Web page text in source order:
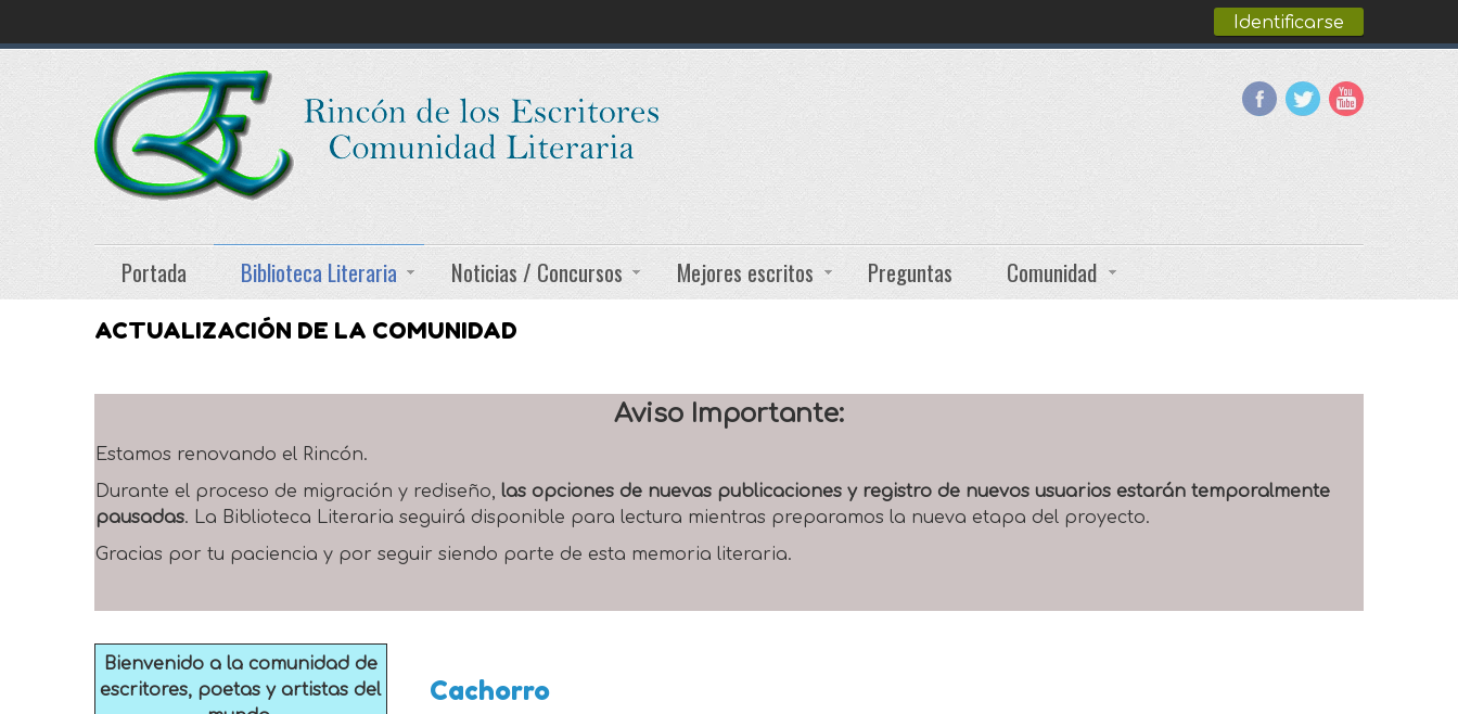
Identificarse
Portada Biblioteca Literaria Noticias / Concursos Mejores escritos Preguntas Comunidad
ACTUALIZACIÓN DE LA COMUNIDAD
Aviso Importante:
Estamos renovando el Rincón.
Durante el proceso de migración y rediseño, las opciones de nuevas publicaciones y registro de nuevos usuarios estarán temporalmente
pausadas. La Biblioteca Literaria seguirá disponible para lectura mientras preparamos la nueva etapa del proyecto.
Gracias por tu paciencia y por seguir siendo parte de esta memoria literaria.
Cachorro
Bienvenido a la comunidad de
escritores, poetas y artistas del